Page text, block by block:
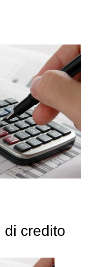
di credito